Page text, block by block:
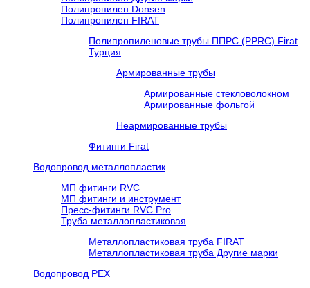
Полипропилен Donsen
Полипропилен FIRAT
Полипропиленовые трубы ППРС (PPRC) Firat
Турция
Армированные трубы
Армированные стекловолокном
Армированные фольгой
Неармированные трубы
Фитинги Firat
Водопровод металлопластик
МП фитинги RVC
МП фитинги и инструмент
Пресс-фитинги RVC Pro
Труба металлопластиковая
Металлопластиковая труба FIRAT
Металлопластиковая труба Другие марки
Водопровод РЕХ